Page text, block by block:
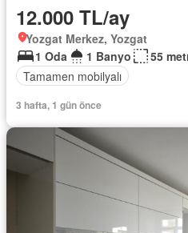
12.000 TL/ay
Yozgat Merkez, Yozgat
1 Oda
1 Banyo
55
Tamamen mobilyalı
3 hafta, 1 gün önce